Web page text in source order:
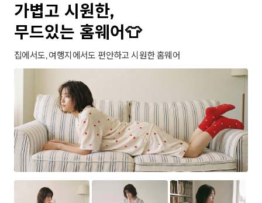
가볍고 시원한,
무드있는 홈웨어👕
집에서도, 여행지에서도 편안하고 시원한 홈웨어